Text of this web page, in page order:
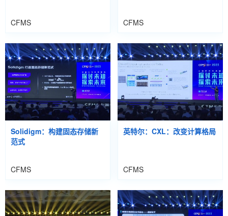
CFMS CFMS
Solidigm：构建固态存储新
范式
CFMS
英特尔：CXL：改变计算格局
CFMS